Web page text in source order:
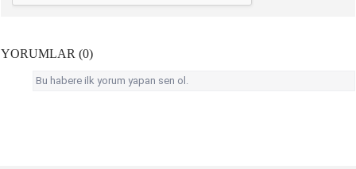
YORUMLAR (0)
Bu habere ilk yorum yapan sen ol.